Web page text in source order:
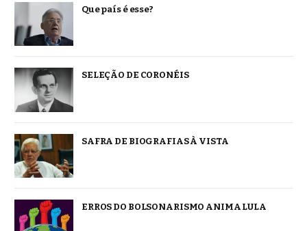
Que país é esse?
SELEÇÃO DE CORONÉIS
SAFRA DE BIOGRAFIAS À VISTA
ERROS DO BOLSONARISMO ANIMA LULA